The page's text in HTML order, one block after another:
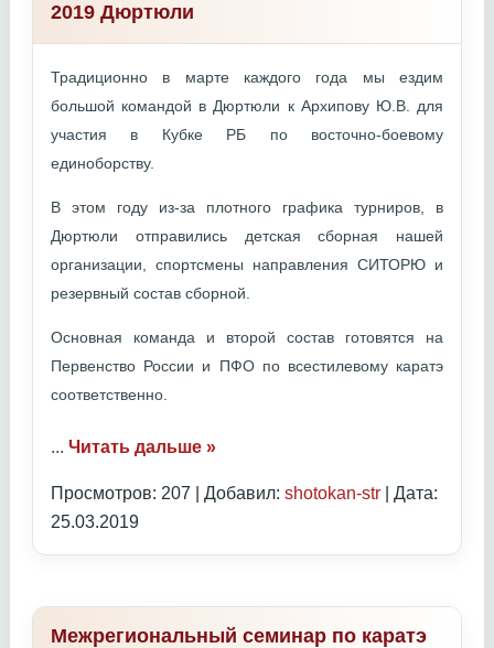
2019 Дюртюли
Традиционно в марте каждого года мы ездим
большой командой в Дюртюли к Архипову Ю.В. для
участия в Кубке РБ по восточно-боевому
единоборству.
В этом году из-за плотного графика турниров, в
Дюртюли отправились детская сборная нашей
организации, спортсмены направления СИТОРЮ и
резервный состав сборной.
Основная команда и второй состав готовятся на
Первенство России и ПФО по всестилевому каратэ
соответственно.
... Читать дальше »
Просмотров: 207 | Добавил: shotokan-str | Дата:
25.03.2019
Межрегиональный семинар по каратэ